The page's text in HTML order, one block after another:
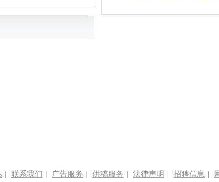
| 联系我们 | 广告服务 | 供稿服务 | 法律声明 | 招聘信息 |